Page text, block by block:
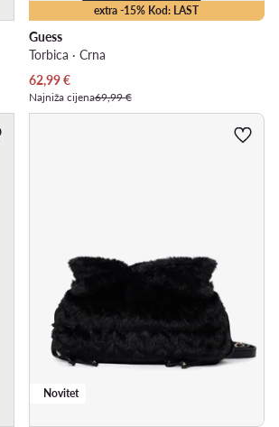
extra -15% Kod: LAST
Guess
Torbica · Crna
Trenutna cijena
62,99€
Najniža cijena69,99 €
Novitet